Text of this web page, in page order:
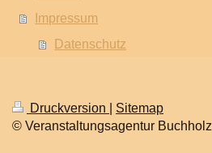
Impressum
Datenschutz
Druckversion | Sitemap
© Veranstaltungsagentur Buchholz